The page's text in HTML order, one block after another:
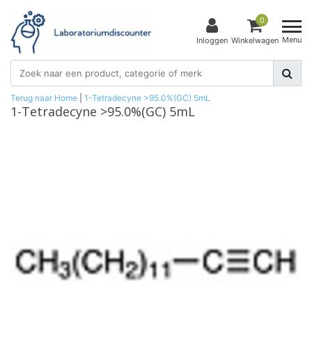
Inloggen
0
Winkelwagen Menu
Terug naar Home 1-Tetradecyne >95.0%(GC) 5mL
1-Tetradecyne >95.0%(GC) 5mL